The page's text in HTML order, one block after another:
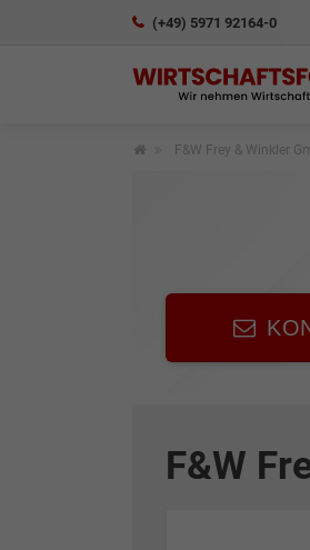
(+49) 5971 92164-0
F&W Frey & Winkler
F&W